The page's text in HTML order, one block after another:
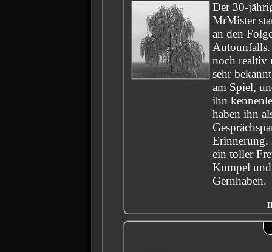
Der 30-
MrMister
an den
noch realtiv
sehr
am Spiel,
ihn
haben ihn
Erinnerung.
ein toller
Kumpel
Gernhaben.